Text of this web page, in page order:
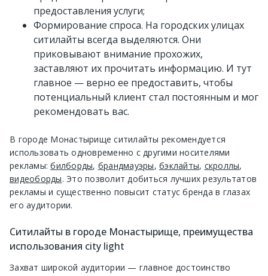
предоставления услуги;
Формирование спроса. На городских улицах
ситилайты всегда выделяются. Они
приковывают внимание прохожих,
заставляют их прочитать информацию. И тут
главное — верно ее предоставить, чтобы
потенциальный клиент стал постоянным и мог
рекомендовать вас.
В городе Монастырище ситилайты рекомендуется
использовать одновременно с другими носителями
рекламы:билборды, брандмауэры, бэклайты, скроллы,
видеоборды. Это позволит добиться лучших результатов
рекламы и существенно повысит статус бренда в глазах
его аудитории.
Ситилайты в городе Монастырище, преимущества
использования city light
Захват широкой аудитории — главное достоинство